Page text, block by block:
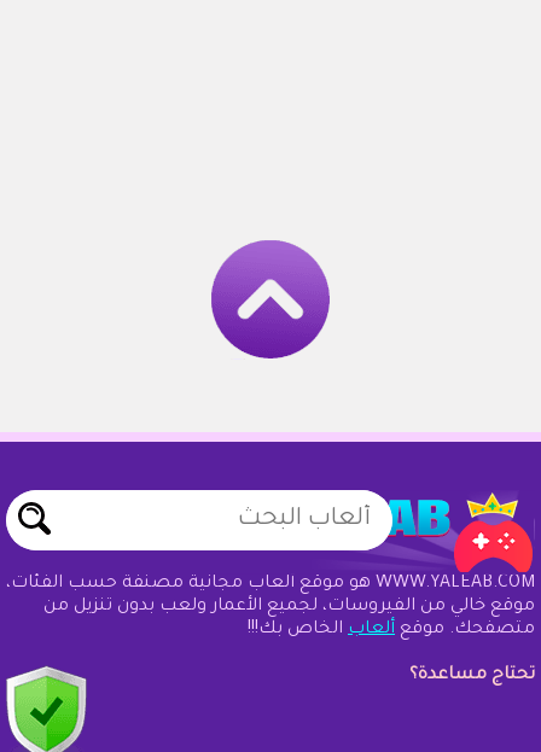
WWW.YALEAB.COM هو موقع ألعاب مجانية مصنفة حسب الفئات،
موقع خالي من الفيروسات، لجميع الأعمار ولعب بدون تنزيل من
متصفحك. موقع ألعاب الخاص بك!!!
تحتاج مساعدة؟